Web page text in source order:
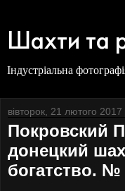
Шахти та
Індустріальна
вівторок, 21 лютого 2017
Покровский
донецкий
богатство. №